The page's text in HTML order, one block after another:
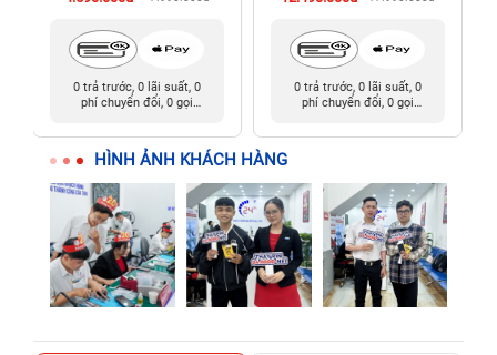
0 trả trước, 0 lãi suất, 0
phí chuyển đổi, 0 gọi
0 trả trước, 0 lãi suất, 0
phí chuyển đổi, 0 gọi
HÌNH ẢNH KHÁCH HÀNG